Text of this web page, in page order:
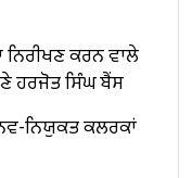
ਨਿਰੀਖਣ ਕਰਨ ਵਾਲੇ
ਹਰਜੋਤ ਸਿੰਘ ਬੈਂਸ
ਨਿਯੁਕਤ ਕਲਰਕਾਂ